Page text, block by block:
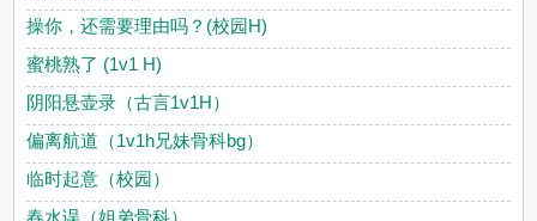
操你，还需要理由吗？(校园H)
蜜桃熟了 (1v1 H)
阴阳悬壶录（古言1v1H）
偏离航道（1v1h兄妹骨科bg）
临时起意（校园）
春水误（姐弟骨科）